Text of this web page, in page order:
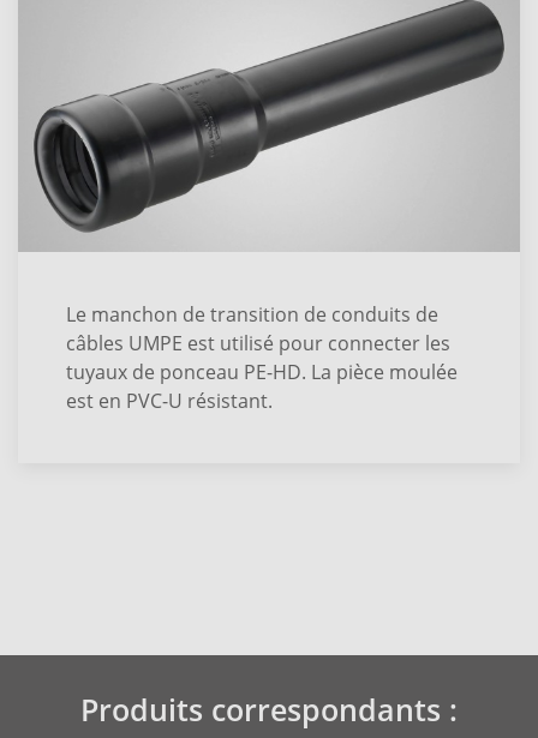
Le manchon de transition de conduits de
câbles UMPE est utilisé pour connecter les
tuyaux de ponceau PE-HD. La pièce moulée
est en PVC-U résistant.
Produits correspondants :